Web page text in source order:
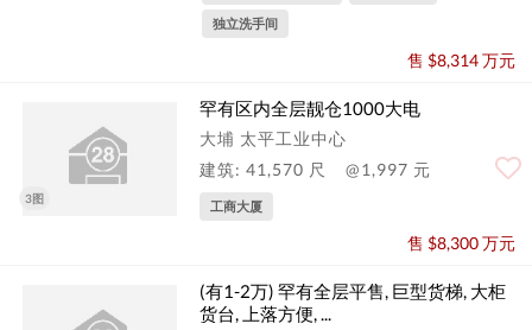
独立洗手间
售 $8,314 万元
3图
罕有区内全层靓仓1000大电
大埔 太平工业中心
建筑: 41,570 尺
@1,997 元
工商大厦
售 $8,300 万元
(有1-2万) 罕有全层平售, 巨型货梯, 大柜
货台, 上落方便, ...